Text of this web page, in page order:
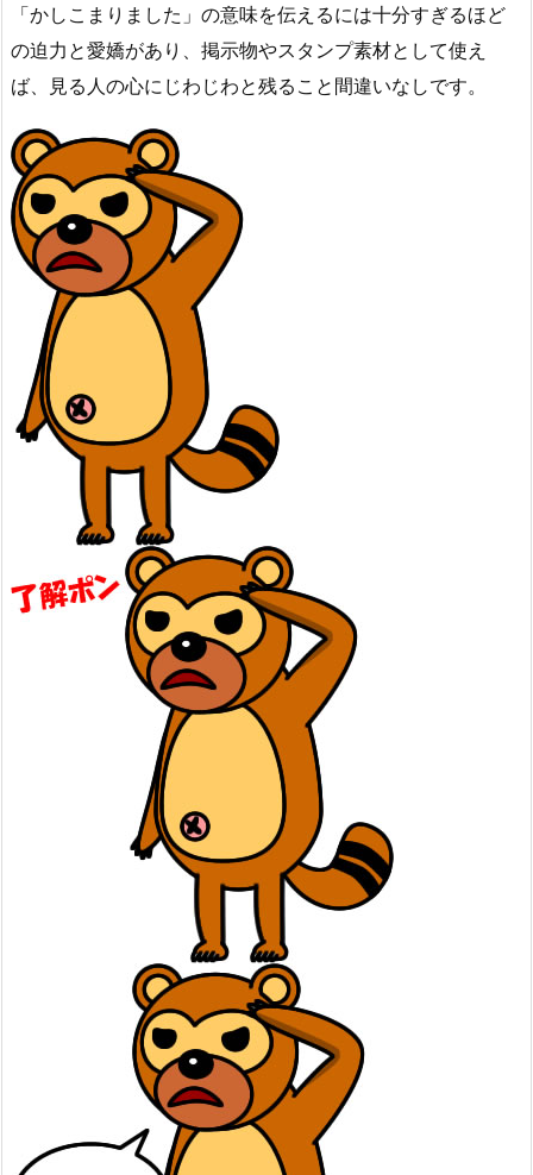
「かしこまりました」の意味を伝えるには十分すぎるほど
の迫力と愛嬌があり、掲示物やスタンプ素材として使え
ば、見る人の心にじわじわと残ること間違いなしです。